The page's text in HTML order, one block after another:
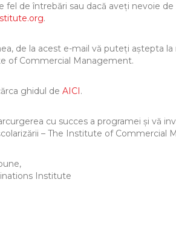
fel de întrebări sau dacă aveți nevoie
.
de la acest e-mail vă puteți aștepta
of Commercial Management.
ghidul de AICI.
cu succes a programei și vă
– The Institute of Commercial
Institute